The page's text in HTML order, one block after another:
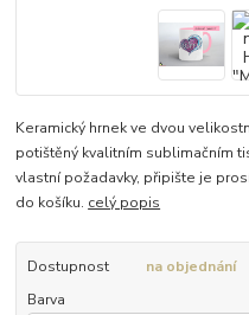
Keramický hrnek ve dvou
potištěný kvalitním sublimačním
vlastní požadavky, připište je
do košíku. celý popis
Dostupnost
na objednání
Barva